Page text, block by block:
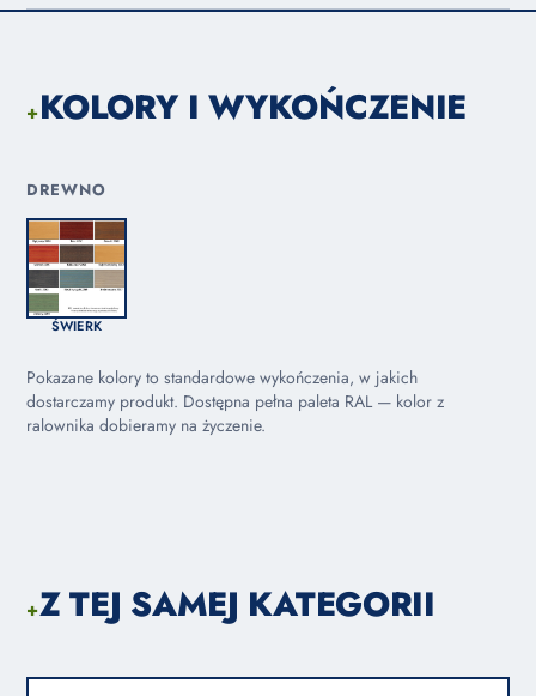
+KOLORY I WYKOŃCZENIE
DREWNO
ŚWIERK
Pokazane kolory to standardowe wykończenia, w jakich
dostarczamy produkt. Dostępna pełna paleta RAL — kolor z
ralownika dobieramy na życzenie.
+Z TEJ SAMEJ KATEGORII